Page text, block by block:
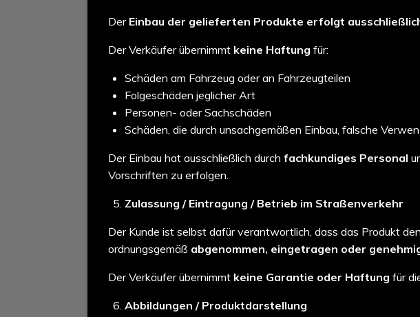
Der Einbau der gelieferten Produkte erfolgt
Der Verkäufer übernimmt keine Haftung für:
Schäden am Fahrzeug oder an Fahrzeugteilen
Folgeschäden jeglicher Art
Personen- oder Sachschäden
Schäden, die durch unsachgemäßen Einbau, falsche
Der Einbau hat ausschließlich durch fachkundiges Personal
Vorschriften zu erfolgen.
Zulassung / Eintragung / Betrieb im Straßenverkehr
Der Kunde ist selbst dafür verantwortlich, dass das Produkt den
ordnungsgemäß abgenommen, eingetragen oder
Der Verkäufer übernimmt keine Garantie oder Haftung für
Abbildungen / Produktdarstellung